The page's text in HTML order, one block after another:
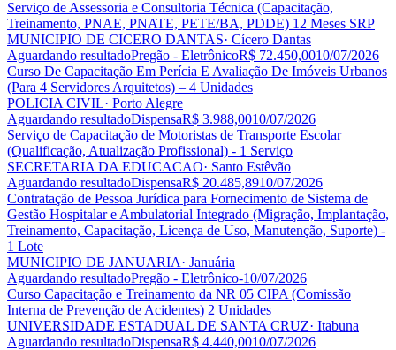
Serviço de Assessoria e Consultoria Técnica (Capacitação,
Treinamento, PNAE, PNATE, PETE/BA, PDDE) 12 Meses SRP
MUNICIPIO DE CICERO DANTAS· Cícero Dantas
Aguardando resultadoPregão - EletrônicoR$ 72.450,0010/07/2026
Curso De Capacitação Em Perícia E Avaliação De Imóveis Urbanos
(Para 4 Servidores Arquitetos) – 4 Unidades
POLICIA CIVIL· Porto Alegre
Aguardando resultadoDispensaR$ 3.988,0010/07/2026
Serviço de Capacitação de Motoristas de Transporte Escolar
(Qualificação, Atualização Profissional) - 1 Serviço
SECRETARIA DA EDUCACAO· Santo Estêvão
Aguardando resultadoDispensaR$ 20.485,8910/07/2026
Contratação de Pessoa Jurídica para Fornecimento de Sistema de
Gestão Hospitalar e Ambulatorial Integrado (Migração, Implantação,
Treinamento, Capacitação, Licença de Uso, Manutenção, Suporte) -
1 Lote
MUNICIPIO DE JANUARIA· Januária
Aguardando resultadoPregão - Eletrônico-10/07/2026
Curso Capacitação e Treinamento da NR 05 CIPA (Comissão
Interna de Prevenção de Acidentes) 2 Unidades
UNIVERSIDADE ESTADUAL DE SANTA CRUZ· Itabuna
Aguardando resultadoDispensaR$ 4.440,0010/07/2026